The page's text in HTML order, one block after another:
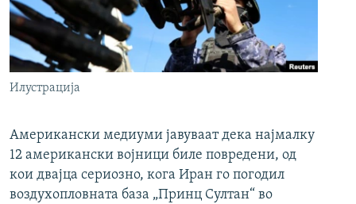
Илустрација
Американски медиуми јавуваат дека најмалку
12 американски војници биле повредени, од
кои двајца сериозно, кога Иран го погодил
воздухопловната база „Принц Султан“ во